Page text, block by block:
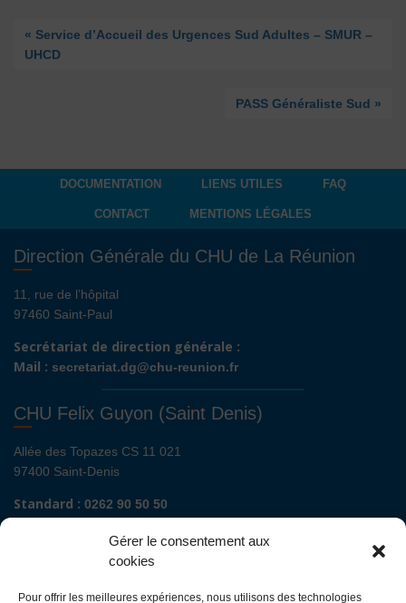
Gérer le consentement aux
cookies
Pour offrir les meilleures expériences, nous utilisons des technologies
« Service d’Accueil des Urgences Sud Adultes – SMUR –
UHCD
PASS Généraliste Sud »
DOCUMENTATION LIENS UTILES FAQ
CONTACT MENTIONS LÉGALES
Direction Générale du CHU de La Réunion
11, rue de l’hôpital
97460 Saint-Paul
Secrétariat de direction générale :
Mail : secretariat.dg@chu-reunion.fr
CHU Felix Guyon (Saint Denis)
Allée des Topazes CS 11 021
97400 Saint-Denis
Standard : 0262 90 50 50
Renseignements admissions :
Secrétariat de direction de site :
direction.fguyon@chu-reunion.fr